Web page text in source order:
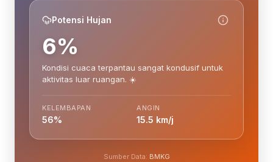
Potensi Hujan
6%
Kondisi cuaca terpantau sangat kondusif untuk
aktivitas luar ruangan. ☀️
KELEMBAPAN
56%
ANGIN
15.5 km/j
Sumber Data: BMKG